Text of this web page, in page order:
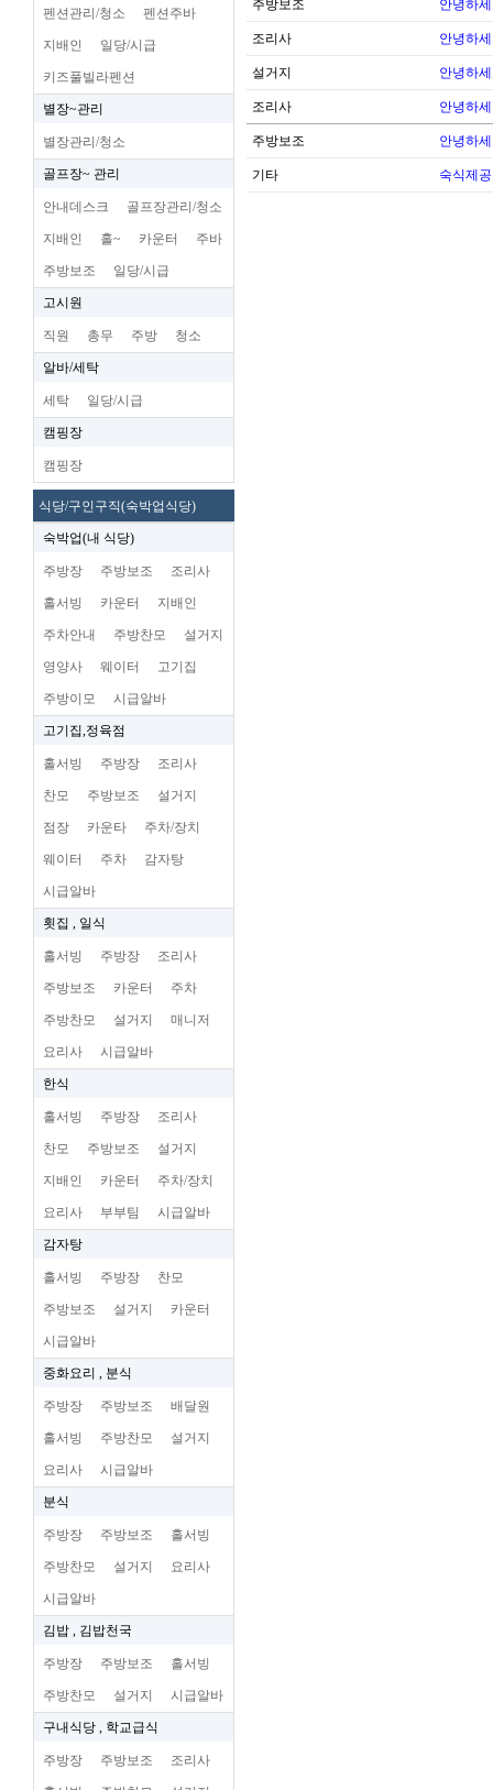
펜션관리/청소 펜션주바
지배인 일당/시급
키즈풀빌라펜션
별장~관리
별장관리/청소
골프장~ 관리
안내데스크 골프장관리/청소
지배인 홀~ 카운터 주바
주방보조 일당/시급
고시원
직원 총무 주방 청소
알바/세탁
세탁 일당/시급
캠핑장
캠핑장
식당/구인구직(숙박업식당)
숙박업(내 식당)
주방장 주방보조 조리사
홀서빙 카운터 지배인
주차안내 주방찬모 설거지
영양사 웨이터 고기집
주방이모 시급알바
고기집,정육점
홀서빙 주방장 조리사
찬모 주방보조 설거지
점장 카운타 주차/장치
웨이터 주차 감자탕
시급알바
횟집 , 일식
홀서빙 주방장 조리사
주방보조 카운터 주차
주방찬모 설거지 매니저
요리사 시급알바
한식
홀서빙 주방장 조리사
찬모 주방보조 설거지
지배인 카운터 주차/장치
요리사 부부팀 시급알바
감자탕
홀서빙 주방장 찬모
주방보조 설거지 카운터
시급알바
중화요리 , 분식
주방장 주방보조 배달원
홀서빙 주방찬모 설거지
요리사 시급알바
분식
주방장 주방보조 홀서빙
주방찬모 설거지 요리사
시급알바
김밥 , 김밥천국
주방장 주방보조 홀서빙
주방찬모 설거지 시급알바
구내식당 , 학교급식
주방장 주방보조 조리사
주방보조 안녕하
조리사 안녕하
설거지 안녕하
조리사 안녕하
주방보조 안녕하
기타 숙식제